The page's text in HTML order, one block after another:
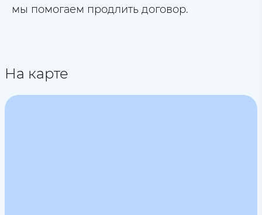
мы помогаем продлить договор.
На карте